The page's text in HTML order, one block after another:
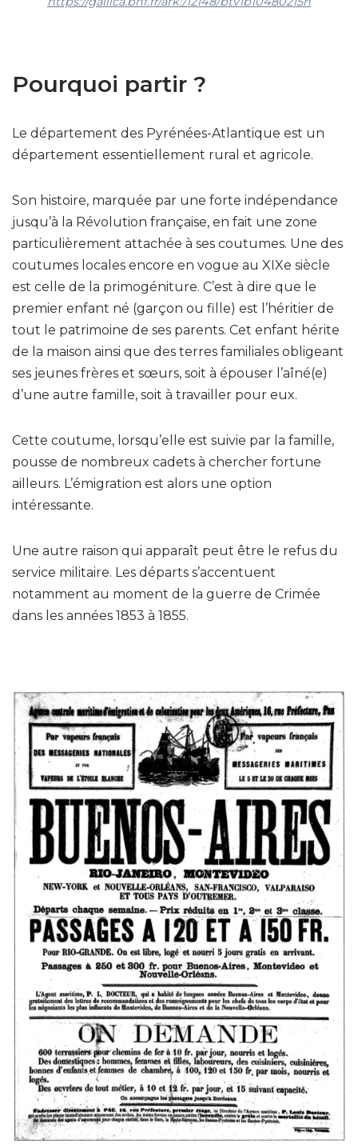
Pourquoi partir ?
Le département des Pyrénées-Atlantique est un
département essentiellement rural et agricole.
Son histoire, marquée par une forte indépendance
jusqu’à la Révolution française, en fait une zone
particulièrement attachée à ses coutumes. Une des
coutumes locales encore en vogue au XIXe siècle
est celle de la primogéniture. C’est à dire que le
premier enfant né (garçon ou fille) est l’héritier de
tout le patrimoine de ses parents. Cet enfant hérite
de la maison ainsi que des terres familiales obligeant
ses jeunes frères et sœurs, soit à épouser l’aîné(e)
d’une autre famille, soit à travailler pour eux.
Cette coutume, lorsqu’elle est suivie par la famille,
pousse de nombreux cadets à chercher fortune
ailleurs. L’émigration est alors une option
intéressante.
Une autre raison qui apparaît peut être le refus du
service militaire. Les départs s’accentuent
notamment au moment de la guerre de Crimée
dans les années 1853 à 1855.